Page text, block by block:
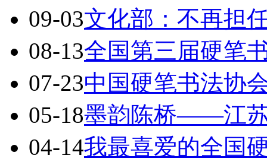
09-03文化部：不再担
08-13全国第三届硬笔
07-23中国硬笔书法协
05-18墨韵陈桥——江
04-14我最喜爱的全国